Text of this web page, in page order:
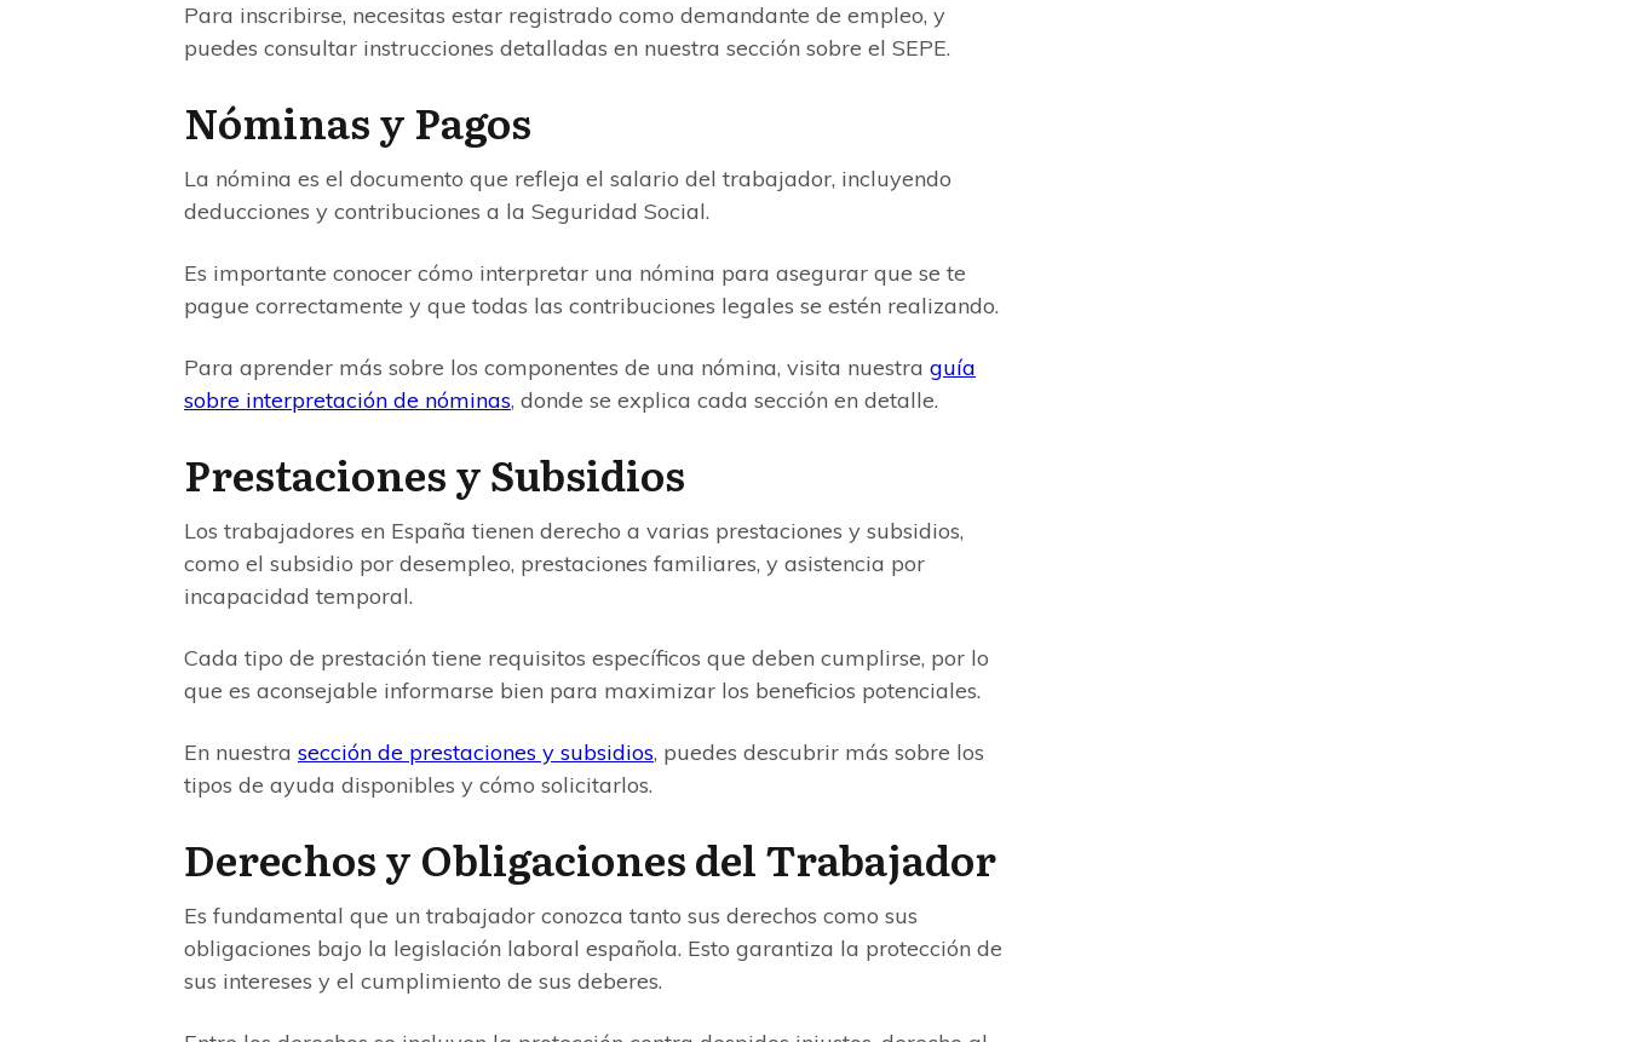
Para inscribirse, necesitas estar registrado como demandante de empleo, y
puedes consultar instrucciones detalladas en nuestra sección sobre el SEPE.
Nóminas y Pagos
La nómina es el documento que refleja el salario del trabajador, incluyendo
deducciones y contribuciones a la Seguridad Social.
Es importante conocer cómo interpretar una nómina para asegurar que se te
pague correctamente y que todas las contribuciones legales se estén realizando.
Para aprender más sobre los componentes de una nómina, visita nuestra guía
sobre interpretación de nóminas, donde se explica cada sección en detalle.
Prestaciones y Subsidios
Los trabajadores en España tienen derecho a varias prestaciones y subsidios,
como el subsidio por desempleo, prestaciones familiares, y asistencia por
incapacidad temporal.
Cada tipo de prestación tiene requisitos específicos que deben cumplirse, por lo
que es aconsejable informarse bien para maximizar los beneficios potenciales.
En nuestra sección de prestaciones y subsidios, puedes descubrir más sobre los
tipos de ayuda disponibles y cómo solicitarlos.
Derechos y Obligaciones del Trabajador
Es fundamental que un trabajador conozca tanto sus derechos como sus
obligaciones bajo la legislación laboral española. Esto garantiza la protección de
sus intereses y el cumplimiento de sus deberes.